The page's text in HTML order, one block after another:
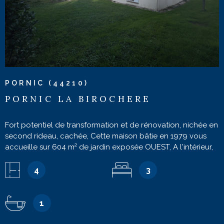
PORNIC (44210)
PORNIC LA BIROCHERE
Fort potentiel de transformation et de rénovation, nichée en
second rideau, cachée, Cette maison bâtie en 1979 vous
accueille sur 604 m² de jardin exposée OUEST, A l'intérieur,
réinventer, Trois chambres et une salle de bains. Garage
attenant. Le jardin dispose d'un enrobé permettant le
pied et plage très proche. Travaux : isolation des murs,
plomberie, revêtements de sol et muraux ( à moins d'aimer
4 3
1